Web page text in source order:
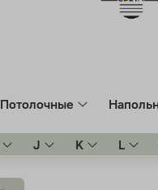
Потолочные
J K L